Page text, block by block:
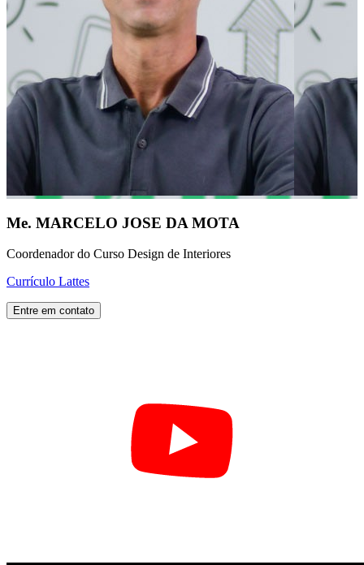
Me. MARCELO JOSE DA MOTA
Coordenador do Curso Design de Interiores
Currículo Lattes
Entre em contato